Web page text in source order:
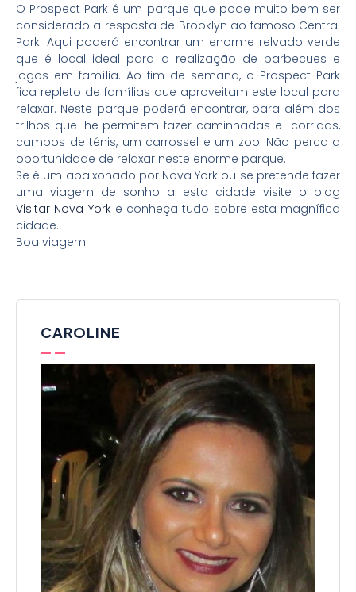
O Prospect Park é um parque que pode muito bem ser
considerado a resposta de Brooklyn ao famoso Central
Park. Aqui poderá encontrar um enorme relvado verde
que é local ideal para a realização de barbecues e
jogos em família. Ao fim de semana, o Prospect Park
fica repleto de famílias que aproveitam este local para
relaxar. Neste parque poderá encontrar, para além dos
trilhos que lhe permitem fazer caminhadas e corridas,
campos de ténis, um carrossel e um zoo. Não perca a
oportunidade de relaxar neste enorme parque.
Se é um apaixonado por Nova York ou se pretende fazer
uma viagem de sonho a esta cidade visite o blog
Visitar Nova Yorke conheça tudo sobre esta magnífica
cidade.
Boa viagem!
CAROLINE